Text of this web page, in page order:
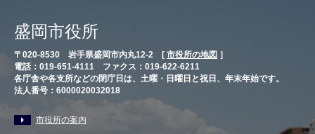
盛岡市役所
〒020-8530 岩手県盛岡市内丸12-2 [ 市役所の地図 ］
電話：019-651-4111 ファクス：019-622-6211
各庁舎や各支所などの閉庁日は、土曜・日曜日と祝日、年末年始です。
法人番号：6000020032018
市役所の案内